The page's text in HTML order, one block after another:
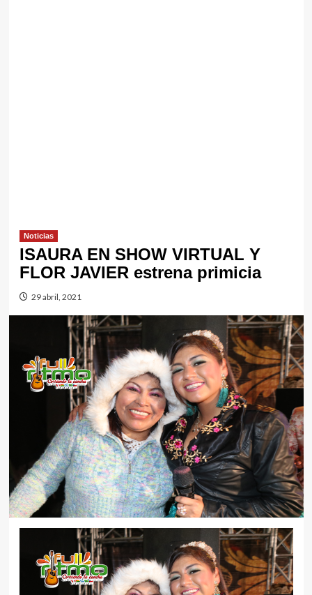
Noticias
ISAURA EN SHOW VIRTUAL Y
FLOR JAVIER estrena primicia
29 abril, 2021